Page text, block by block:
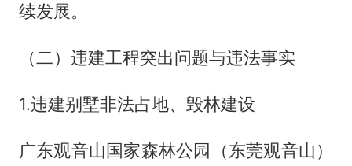
续发展。
（二）违建工程突出问题与违法事实
1.违建别墅非法占地、毁林建设
广东观音山国家森林公园（东莞观音山）